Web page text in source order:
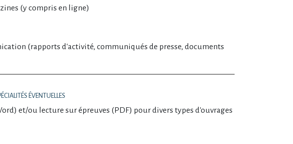
(y compris en ligne)
(rapports d'activité, communiqués de presse, documents
ÉVENTUELLES
et/ou lecture sur épreuves (PDF) pour divers types d'ouvrages